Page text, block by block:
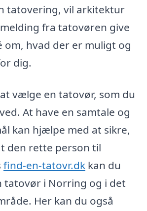
tatovering, vil arkitektur
fra tatovøren give
om, hvad der er muligt og
dig.
vælge en tatovør, som du
At have en samtale og
kan hjælpe med at sikre,
den rette person til
find-en-tatovr.dk kan du
tatovør i Norring og i det
Her kan du også